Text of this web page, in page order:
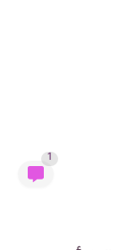
1